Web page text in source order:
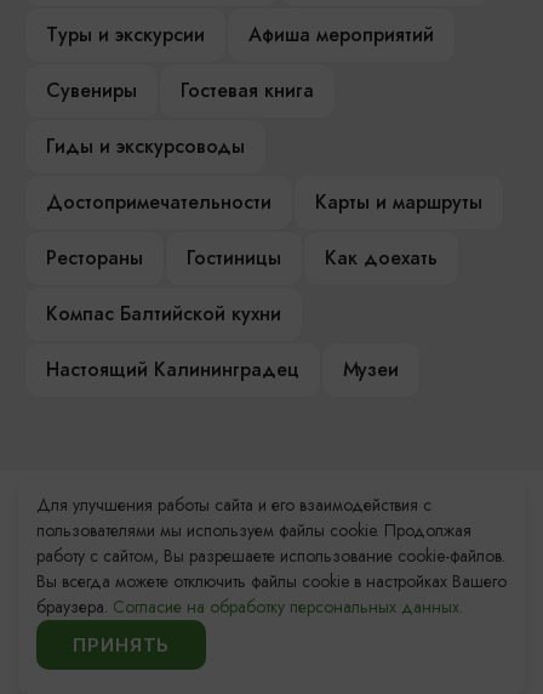
Туры и экскурсии
Афиша мероприятий
Сувениры
Гостевая книга
Гиды и экскурсоводы
Достопримечательности
Карты и маршруты
Рестораны
Гостиницы
Как доехать
Компас Балтийской кухни
Настоящий Калининградец
Музеи
Контакты Туристского
информационного центра
+7 (4012) 555-200
8 (800) 200-55-39
Для улучшения работы сайта и его взаимодействия с
пользователями мы используем файлы cookie. Продолжая
работу с сайтом, Вы разрешаете использование cookie-файлов.
Вы всегда можете отключить файлы cookie в настройках Вашего
браузера. Согласие на обработку персональных данных.
ПРИНЯТЬ